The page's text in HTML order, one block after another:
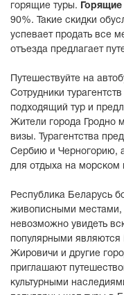
горящие туры.
Горящие
90%. Такие скидки
успевает продать все
отъезда предлагает
Путешествуйте на
Сотрудники
подходящий тур и
Жители города Гродно
визы. Турагентства
Сербию и Черногорию,
для отдыха на морском
Республика Беларусь
живописными местами,
невозможно увидеть
популярными
Жировичи и другие
приглашают
культурными